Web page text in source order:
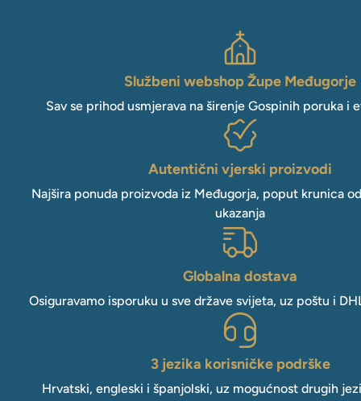
Službeni webshop Župe Međugorje
Sav se prihod usmjerava na širenje Gospinih poruka i
Autentični vjerski proizvodi
Najšira ponuda proizvoda iz Međugorja, poput krunica
ukazanja
Globalna dostava
Osiguravamo isporuku u sve države svijeta, uz poštu i
3 jezika korisničke podrške
Hrvatski, engleski i španjolski, uz mogućnost drugih